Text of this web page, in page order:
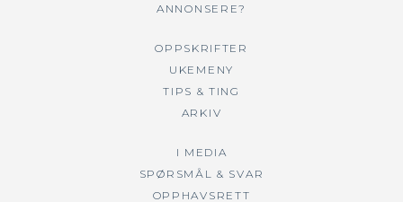
ANNONSERE?
OPPSKRIFTER
UKEMENY
TIPS & TING
ARKIV
I MEDIA
SPØRSMÅL & SVAR
OPPHAVSRETT